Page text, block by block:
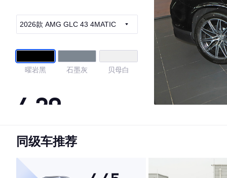
2026款 AMG GLC 43 4MATIC
曜岩黑 石墨灰 贝母白
4.29
·外观表现一般，低于85%同级车
·空间表现一般，低于95%同级车
同级车推荐